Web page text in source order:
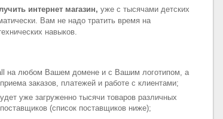
интернет магазин, уже с тысячами детских
Вам не надо тратить время на
навыков.
на любом Вашем домене и с Вашим логотипом, а
заказов, платежей и работе с клиентами;
уже загруженно тысячи товаров различных
(список поставщиков ниже);